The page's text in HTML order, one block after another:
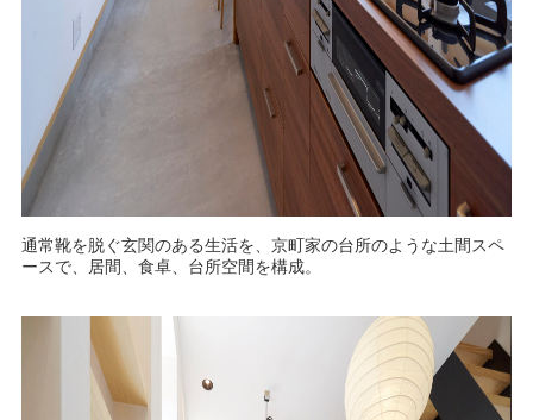
通常靴を脱ぐ玄関のある生活を、京町家の台所のような土間スペ
ースで、居間、食卓、台所空間を構成。